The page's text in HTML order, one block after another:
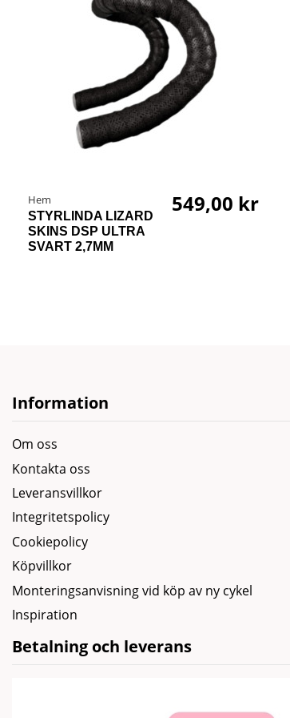
Hem
STYRLINDA LIZARD
SKINS DSP ULTRA
SVART 2,7MM
549,00 kr
Information
Om oss
Kontakta oss
Leveransvillkor
Integritetspolicy
Cookiepolicy
Köpvillkor
Monteringsanvisning vid köp av ny cykel
Inspiration
Betalning och leverans